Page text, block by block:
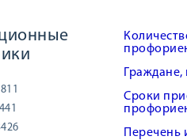
441
Сроки
Перечень